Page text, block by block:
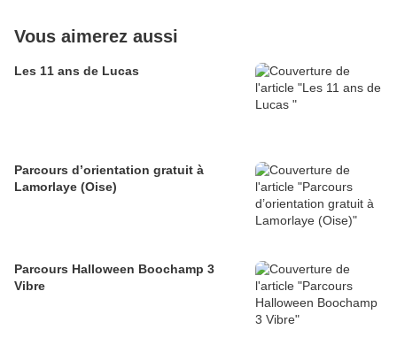
Vous aimerez aussi
Les 11 ans de Lucas
Parcours d’orientation gratuit à
Lamorlaye (Oise)
Parcours Halloween Boochamp 3
Vibre